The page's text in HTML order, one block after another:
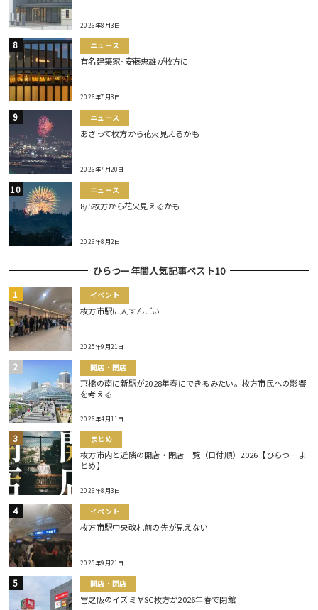
2026年8月3日
ニュース
有名建築家･安藤忠雄が枚方に
2026年7月8日
ニュース
あさって枚方から花火見えるかも
2026年7月20日
ニュース
8/5枚方から花火見えるかも
2026年8月2日
ひらつー年間人気記事ベスト10
イベント
枚方市駅に人すんごい
2025年9月21日
開店・閉店
京橋の南に新駅が2028年春にできるみたい。枚方市民への影響
を考える
2026年4月11日
まとめ
枚方市内と近隣の開店・閉店一覧（日付順）2026【ひらつーま
とめ】
2026年8月3日
イベント
枚方市駅中央改札前の先が見えない
2025年9月21日
開店・閉店
宮之阪のイズミヤSC枚方が2026年春で閉館